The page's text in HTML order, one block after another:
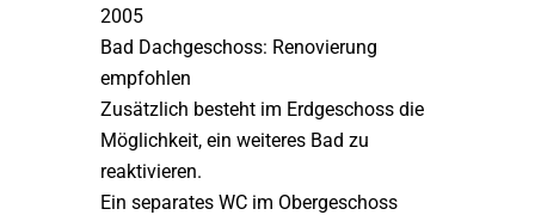
2005
Bad Dachgeschoss: Renovierung
empfohlen
Zusätzlich besteht im Erdgeschoss die
Möglichkeit, ein weiteres Bad zu
reaktivieren.
Ein separates WC im Obergeschoss